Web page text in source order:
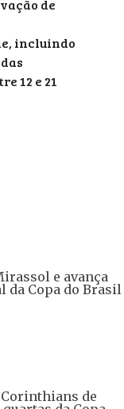
de
incluindo
12 e 21
e avança
da Copa do Brasil
de